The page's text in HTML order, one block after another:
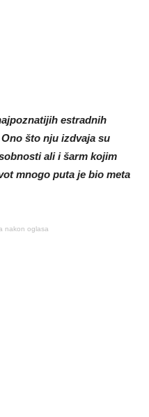
estradnih
što nju izdvaja su
ali i šarm kojim
mnogo puta je bio meta
nakon oglasa